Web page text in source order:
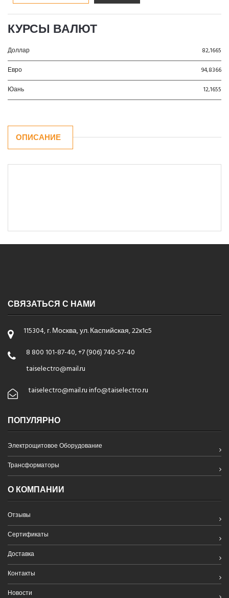
КУРСЫ ВАЛЮТ
Доллар
82,1665
Евро
94,8366
Юань
12,1655
ОПИСАНИЕ
СВЯЗАТЬСЯ С НАМИ
115304, г. Москва, ул. Каспийская, 22к1с5
8 800 101-87-40, +7 (906) 740-57-40
taiselectro@mail.ru
taiselectro@mail.ru info@taiselectro.ru
ПОПУЛЯРНО
Электрощитовое Оборудование
Трансформаторы
О КОМПАНИИ
Отзывы
Сертификаты
Доставка
Контакты
Новости